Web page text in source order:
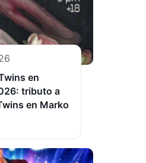
en
tributo a
en Marko